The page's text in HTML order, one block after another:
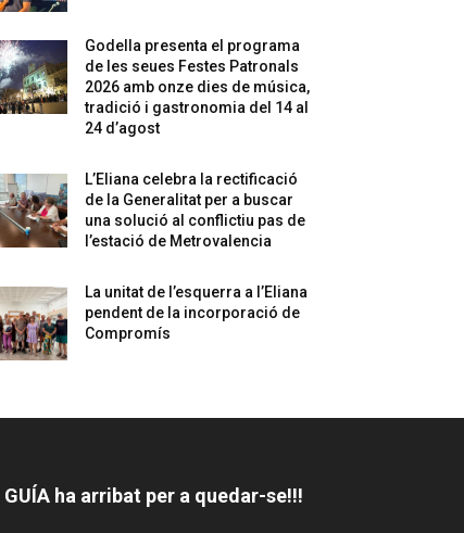
Godella presenta el programa
de les seues Festes Patronals
2026 amb onze dies de música,
tradició i gastronomia del 14 al
24 d’agost
L’Eliana celebra la rectificació
de la Generalitat per a buscar
una solució al conflictiu pas de
l’estació de Metrovalencia
La unitat de l’esquerra a l’Eliana
pendent de la incorporació de
Compromís
GUÍA ha arribat per a quedar-se!!!